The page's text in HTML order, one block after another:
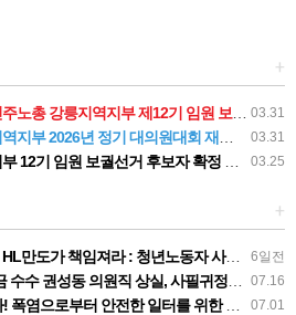
+
03.31
릉지역지부 제12기 임원 보궐선거결과 공고
03.31
2026년 정기 대의원대회 재소집 건
03.25
기 임원 보궐선거 후보자 확정 공고
+
6일전
노동자 사망사고의 철저한 진상규명과 재발방지 대책 마련하라
07.16
수 권성동 의원직 상실, 사필귀정이다
07.01
터를 위한 민주노총 강원지역본부 폭염감시단 선포 기자회견